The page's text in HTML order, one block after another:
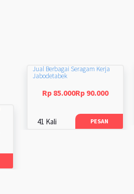
Jual Berbagai Seragam Kerja
Jabodetabek
Rp 85.000Rp 90.000
41 Kali PESAN